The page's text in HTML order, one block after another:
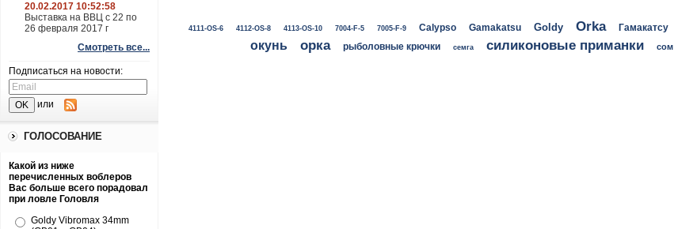
20.02.2017 10:52:58
Выставка на ВВЦ с 22 по
26 февраля 2017 г
Смотреть все...
Подписаться на новости:
или
ГОЛОСОВАНИЕ
Какой из ниже
перечисленных воблеров
Вас больше всего порадовал
при ловле Головля
Goldy Vibromax 34mm
4111-OS-6 4112-OS-8 4113-OS-10 7004-F-5 7005-F-9 Calypso Gamakatsu Goldy Orka Гамакатсу
окунь орка рыболовные крючки семга силиконовые приманки сом